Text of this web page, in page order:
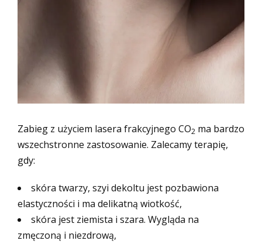
Zabieg z użyciem lasera frakcyjnego CO2 ma bardzo
wszechstronne zastosowanie. Zalecamy terapię,
gdy:
skóra twarzy, szyi dekoltu jest pozbawiona
elastyczności i ma delikatną wiotkość,
skóra jest ziemista i szara. Wygląda na
zmęczoną i niezdrową,